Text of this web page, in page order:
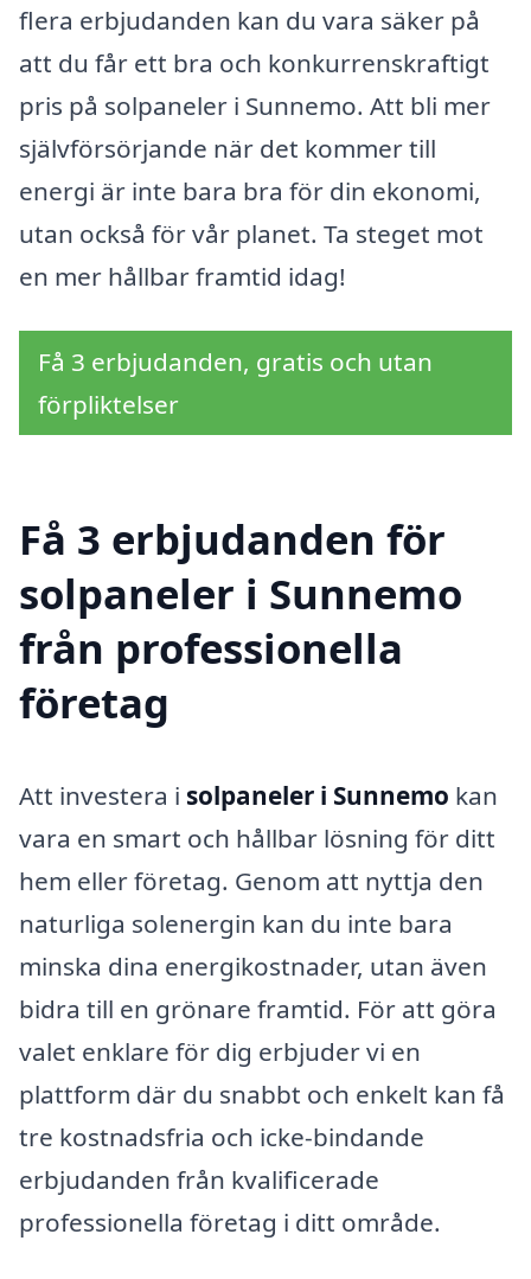
flera erbjudanden kan du vara säker på
att du får ett bra och konkurrenskraftigt
pris på solpaneler i Sunnemo. Att bli mer
självförsörjande när det kommer till
energi är inte bara bra för din ekonomi,
utan också för vår planet. Ta steget mot
en mer hållbar framtid idag!
Få 3 erbjudanden, gratis och utan
förpliktelser
Få 3 erbjudanden för
solpaneler i Sunnemo
från professionella
företag
Att investera i solpaneler i Sunnemo kan
vara en smart och hållbar lösning för ditt
hem eller företag. Genom att nyttja den
naturliga solenergin kan du inte bara
minska dina energikostnader, utan även
bidra till en grönare framtid. För att göra
valet enklare för dig erbjuder vi en
plattform där du snabbt och enkelt kan få
tre kostnadsfria och icke-bindande
erbjudanden från kvalificerade
professionella företag i ditt område.